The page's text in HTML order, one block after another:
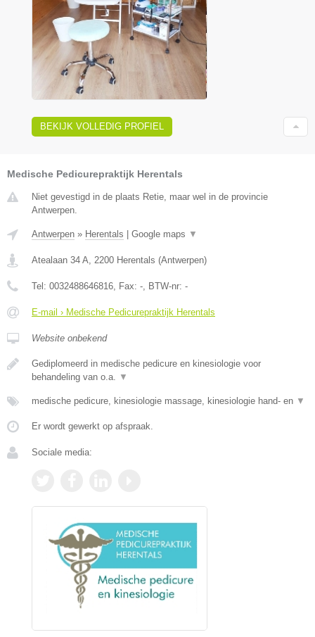
BEKIJK VOLLEDIG PROFIEL
Medische Pedicurepraktijk Herentals
Niet gevestigd in de plaats Retie, maar wel in de provincie
Antwerpen.
Antwerpen » Herentals Google maps ▼
Atealaan 34 A, 2200 Herentals (Antwerpen)
Tel: 0032488646816, Fax: -, BTW-nr: -
E-mail › Medische Pedicurepraktijk Herentals
Website onbekend
Gediplomeerd in medische pedicure en kinesiologie voor
behandeling van o.a. ▼
medische pedicure, kinesiologie massage, kinesiologie hand- en ▼
Er wordt gewerkt op afspraak.
Sociale media: